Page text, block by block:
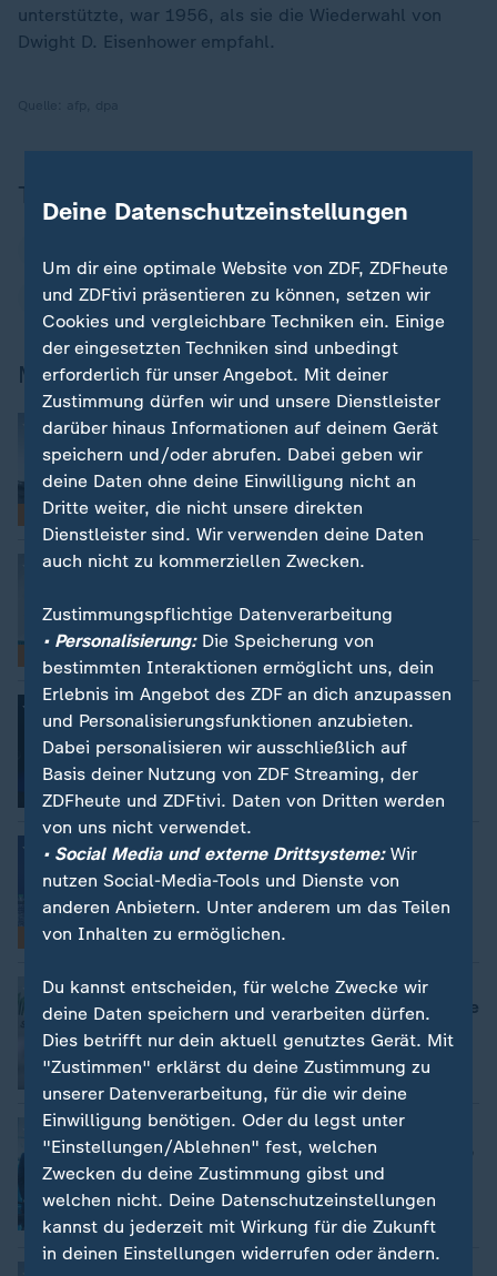
unterstützte, war 1956, als sie die Wiederwahl von
Dwight D. Eisenhower empfahl.
Themen
Republikanische Partei Kamala Harris
Mehr zu den Wahlen in den USA
Schwerpunkt
Nachrichten & Analysen
Wahlen in den USA
Gerrymandering
Republikaner ihre Macht ausbauen
Nachrichten | Thema
: Kamala Harris
Thema
Nachrichten & Hintergründe
: Donald Trump
Geplante Änderungen im Wahlrecht
:
Streit um Briefwahl: Trump ruft Supreme
Court an
mit Video 0:23
Sozialisten gewinnen in Vorwahlen
Die "hardcore, gottlosen Kommunisten",
die Trump fürchtet
Julian Schmidt-Farrent, Washington, D.C.
mit Video1:50
Deine Datenschutzeinstellungen
Um dir eine optimale Website von ZDF, ZDFheute
und ZDFtivi präsentieren zu können, setzen wir
Cookies und vergleichbare Techniken ein. Einige
der eingesetzten Techniken sind unbedingt
erforderlich für unser Angebot. Mit deiner
Zustimmung dürfen wir und unsere Dienstleister
darüber hinaus Informationen auf deinem Gerät
speichern und/oder abrufen. Dabei geben wir
deine Daten ohne deine Einwilligung nicht an
Dritte weiter, die nicht unsere direkten
Dienstleister sind. Wir verwenden deine Daten
auch nicht zu kommerziellen Zwecken.
Zustimmungspflichtige Datenverarbeitung
• Personalisierung:Die Speicherung von
bestimmten Interaktionen ermöglicht uns, dein
Erlebnis im Angebot des ZDF an dich anzupassen
und Personalisierungsfunktionen anzubieten.
Dabei personalisieren wir ausschließlich auf
Basis deiner Nutzung von ZDF Streaming, der
ZDFheute und ZDFtivi. Daten von Dritten werden
von uns nicht verwendet.
• Social Media und externe Drittsysteme:Wir
nutzen Social-Media-Tools und Dienste von
anderen Anbietern. Unter anderem um das Teilen
von Inhalten zu ermöglichen.
Du kannst entscheiden, für welche Zwecke wir
deine Daten speichern und verarbeiten dürfen.
Dies betrifft nur dein aktuell genutztes Gerät. Mit
"Zustimmen" erklärst du deine Zustimmung zu
unserer Datenverarbeitung, für die wir deine
Einwilligung benötigen. Oder du legst unter
"Einstellungen/Ablehnen" fest, welchen
Zwecken du deine Zustimmung gibst und
welchen nicht. Deine Datenschutzeinstellungen
kannst du jederzeit mit Wirkung für die Zukunft
in deinen Einstellungen widerrufen oder ändern.